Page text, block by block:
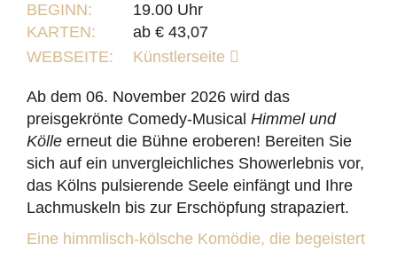
BEGINN:
19.00 Uhr
KARTEN:
ab € 43,07
WEBSEITE:
Künstlerseite
Ab dem 06. November 2026 wird das
preisgekrönte Comedy-Musical Himmel und
Kölle erneut die Bühne eroberen! Bereiten Sie
sich auf ein unvergleichliches Showerlebnis vor,
das Kölns pulsierende Seele einfängt und Ihre
Lachmuskeln bis zur Erschöpfung strapaziert.
Eine himmlisch-kölsche Komödie, die begeistert